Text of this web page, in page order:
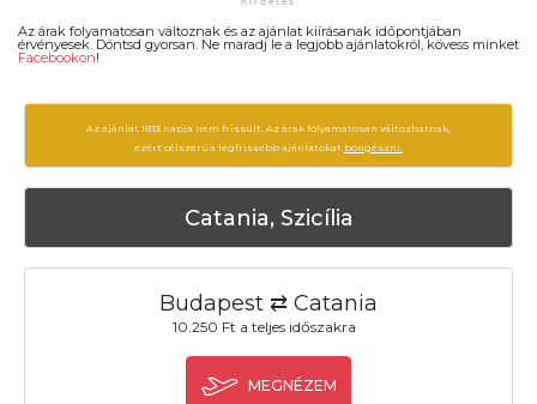
Az árak folyamatosan változnak és az ajánlat kiírásanak időpontjában
érvényesek. Döntsd gyorsan. Ne maradj le a legjobb ajánlatokról, kövess minket
Facebookon!
Az ajánlat 1833 napja nem frissült. Az árak folyamatosan változhatnak,
ezért célszerű a legfrissebb ajánlatokat böngészni.
Catania, Szicília
Budapest ⇄ Catania
10.250 Ft a teljes időszakra
MEGNÉZEM